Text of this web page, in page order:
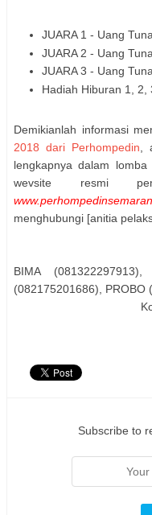
JUARA 1 - Uang
JUARA 2 - Uang
JUARA 3 - Uang
Hadiah Hiburan 1, 2,
Demikianlah informasi
2018 dari Perhompedin ,
lengkapnya dalam
wevsite resmi
menghubungi [anitia
BIMA
(082175201686), PROBO
Subscribe to